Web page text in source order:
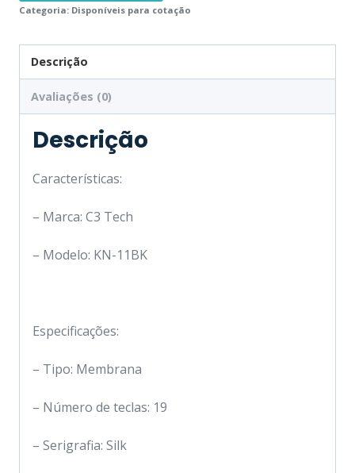
Categoria: Disponíveis para cotação
Descrição
Avaliações (0)
Descrição
Características:
– Marca: C3 Tech
– Modelo: KN-11BK
Especificações:
– Tipo: Membrana
– Número de teclas: 19
– Serigrafia: Silk